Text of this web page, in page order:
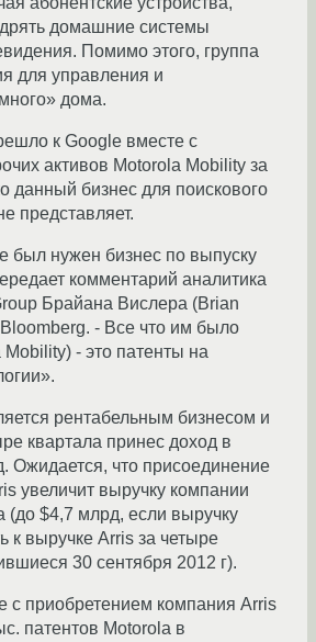
домашние системы
Помимо этого, группа
для управления и
дома.
к Google вместе с
активов Motorola Mobility за
данный бизнес для поискового
представляет.
был нужен бизнес по выпуску
комментарий аналитика
Брайана Вислера (Brian
- Все что им было
- это патенты на
рентабельным бизнесом и
квартала принес доход в
Ожидается, что присоединение
увеличит выручку компании
(до $4,7 млрд, если выручку
к выручке Arris за четыре
30 сентября 2012 г).
с приобретением компания Arris
патентов Motorola в